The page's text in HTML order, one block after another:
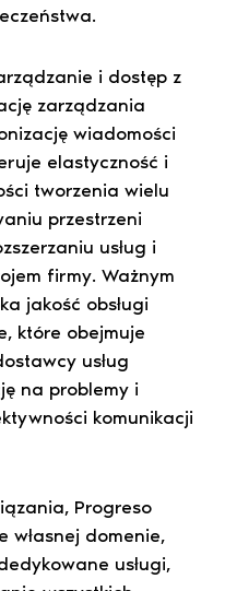
i dostęp z
zarządzania
wiadomości
elastyczność i
tworzenia wielu
przestrzeni
usług i
firmy. Ważnym
jakość obsługi
które obejmuje
usług
na problemy i
komunikacji
Progreso
własnej domenie,
usługi,